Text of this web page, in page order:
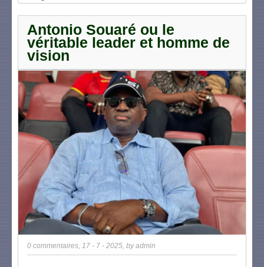
Antonio Souaré ou le
véritable leader et homme de
vision
0 commentaires, 17 - 7 - 2025, byadmin